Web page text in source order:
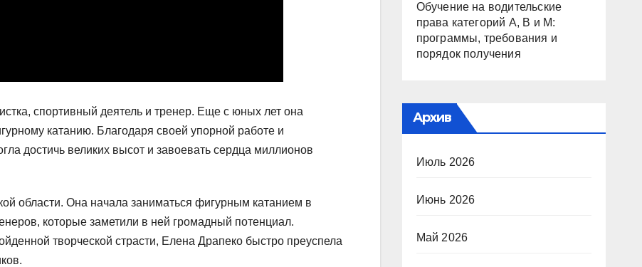
спортивный деятель и тренер. Еще с юных лет она
катанию. Благодаря своей упорной работе и
достичь великих высот и завоевать сердца миллионов
области. Она начала заниматься фигурным катанием в
которые заметили в ней громадный потенциал.
творческой страсти, Елена Драпеко быстро преуспела
Обучение на водительские
права категорий A, B и M:
программы, требования и
порядок получения
Архив
Июль 2026
Июнь 2026
Май 2026